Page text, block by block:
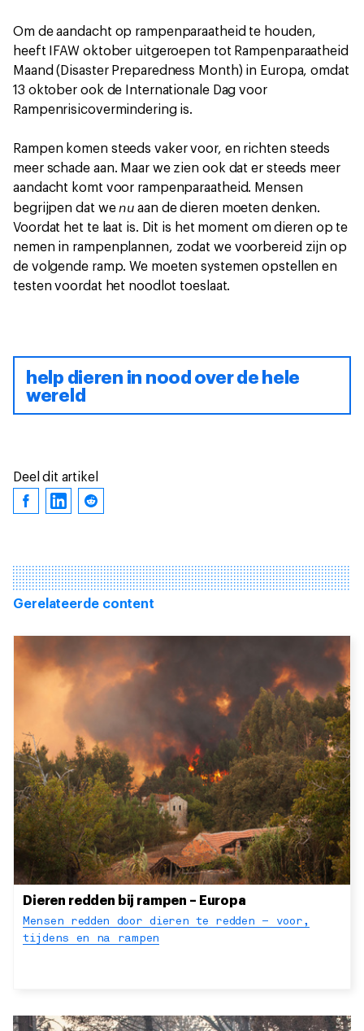
Om de aandacht op rampenparaatheid te houden,
heeft IFAW oktober uitgeroepen tot Rampenparaatheid
Maand (Disaster Preparedness Month) in Europa, omdat
13 oktober ook de Internationale Dag voor
Rampenrisicovermindering is.
Rampen komen steeds vaker voor, en richten steeds
meer schade aan. Maar we zien ook dat er steeds meer
aandacht komt voor rampenparaatheid. Mensen
begrijpen dat we nuaan de dieren moeten denken.
Voordat het te laat is. Dit is het moment om dieren op te
nemen in rampenplannen, zodat we voorbereid zijn op
de volgende ramp. We moeten systemen opstellen en
testen voordat het noodlot toeslaat.
help dieren in nood over de hele
wereld
Deel dit artikel
Gerelateerde content
Dieren redden bij rampen – Europa
Mensen redden door dieren te redden – voor,
tijdens en na rampen